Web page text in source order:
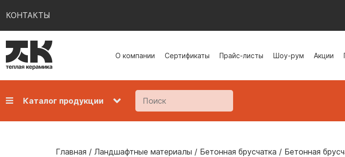
КОНТАКТЫ
О компании Сертификаты Прайс-листы Шоу-рум Акции
Каталог продукции
Главная / Ландшафтные материалы / Бетонная брусчатка / Бетонная